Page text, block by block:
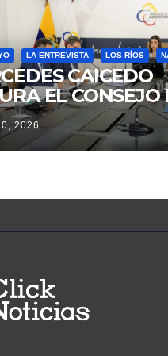
LA ENTREVISTA LOS RÍOS
CAICEDO
EL CONSEJO
2026